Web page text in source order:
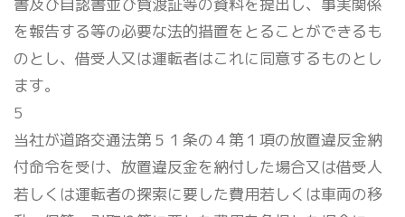
書及び自認書並び貸渡証等の資料を提出し、事実関係
を報告する等の必要な法的措置をとることができるも
のとし、借受人又は運転者はこれに同意するものとし
ます。
5
当社が道路交通法第５１条の４第１項の放置違反金納
付命令を受け、放置違反金を納付した場合又は借受人
若しくは運転者の探索に要した費用若しくは車両の移